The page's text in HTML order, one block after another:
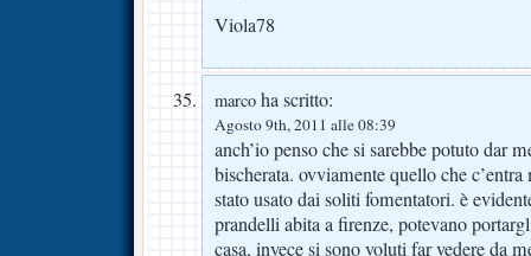
Viola78
marco ha scritto:
Agosto 9th, 2011 alle 08:39
anch’io penso che si sarebbe potuto dar
bischerata. ovviamente quello che
stato usato dai soliti fomentatori. è
prandelli abita a firenze, potevano
casa, invece si sono voluti far vedere da